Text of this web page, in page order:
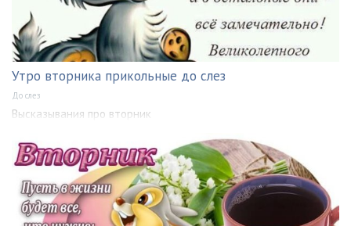
Утро вторника прикольные до слез
До слез
Высказывания про вторник